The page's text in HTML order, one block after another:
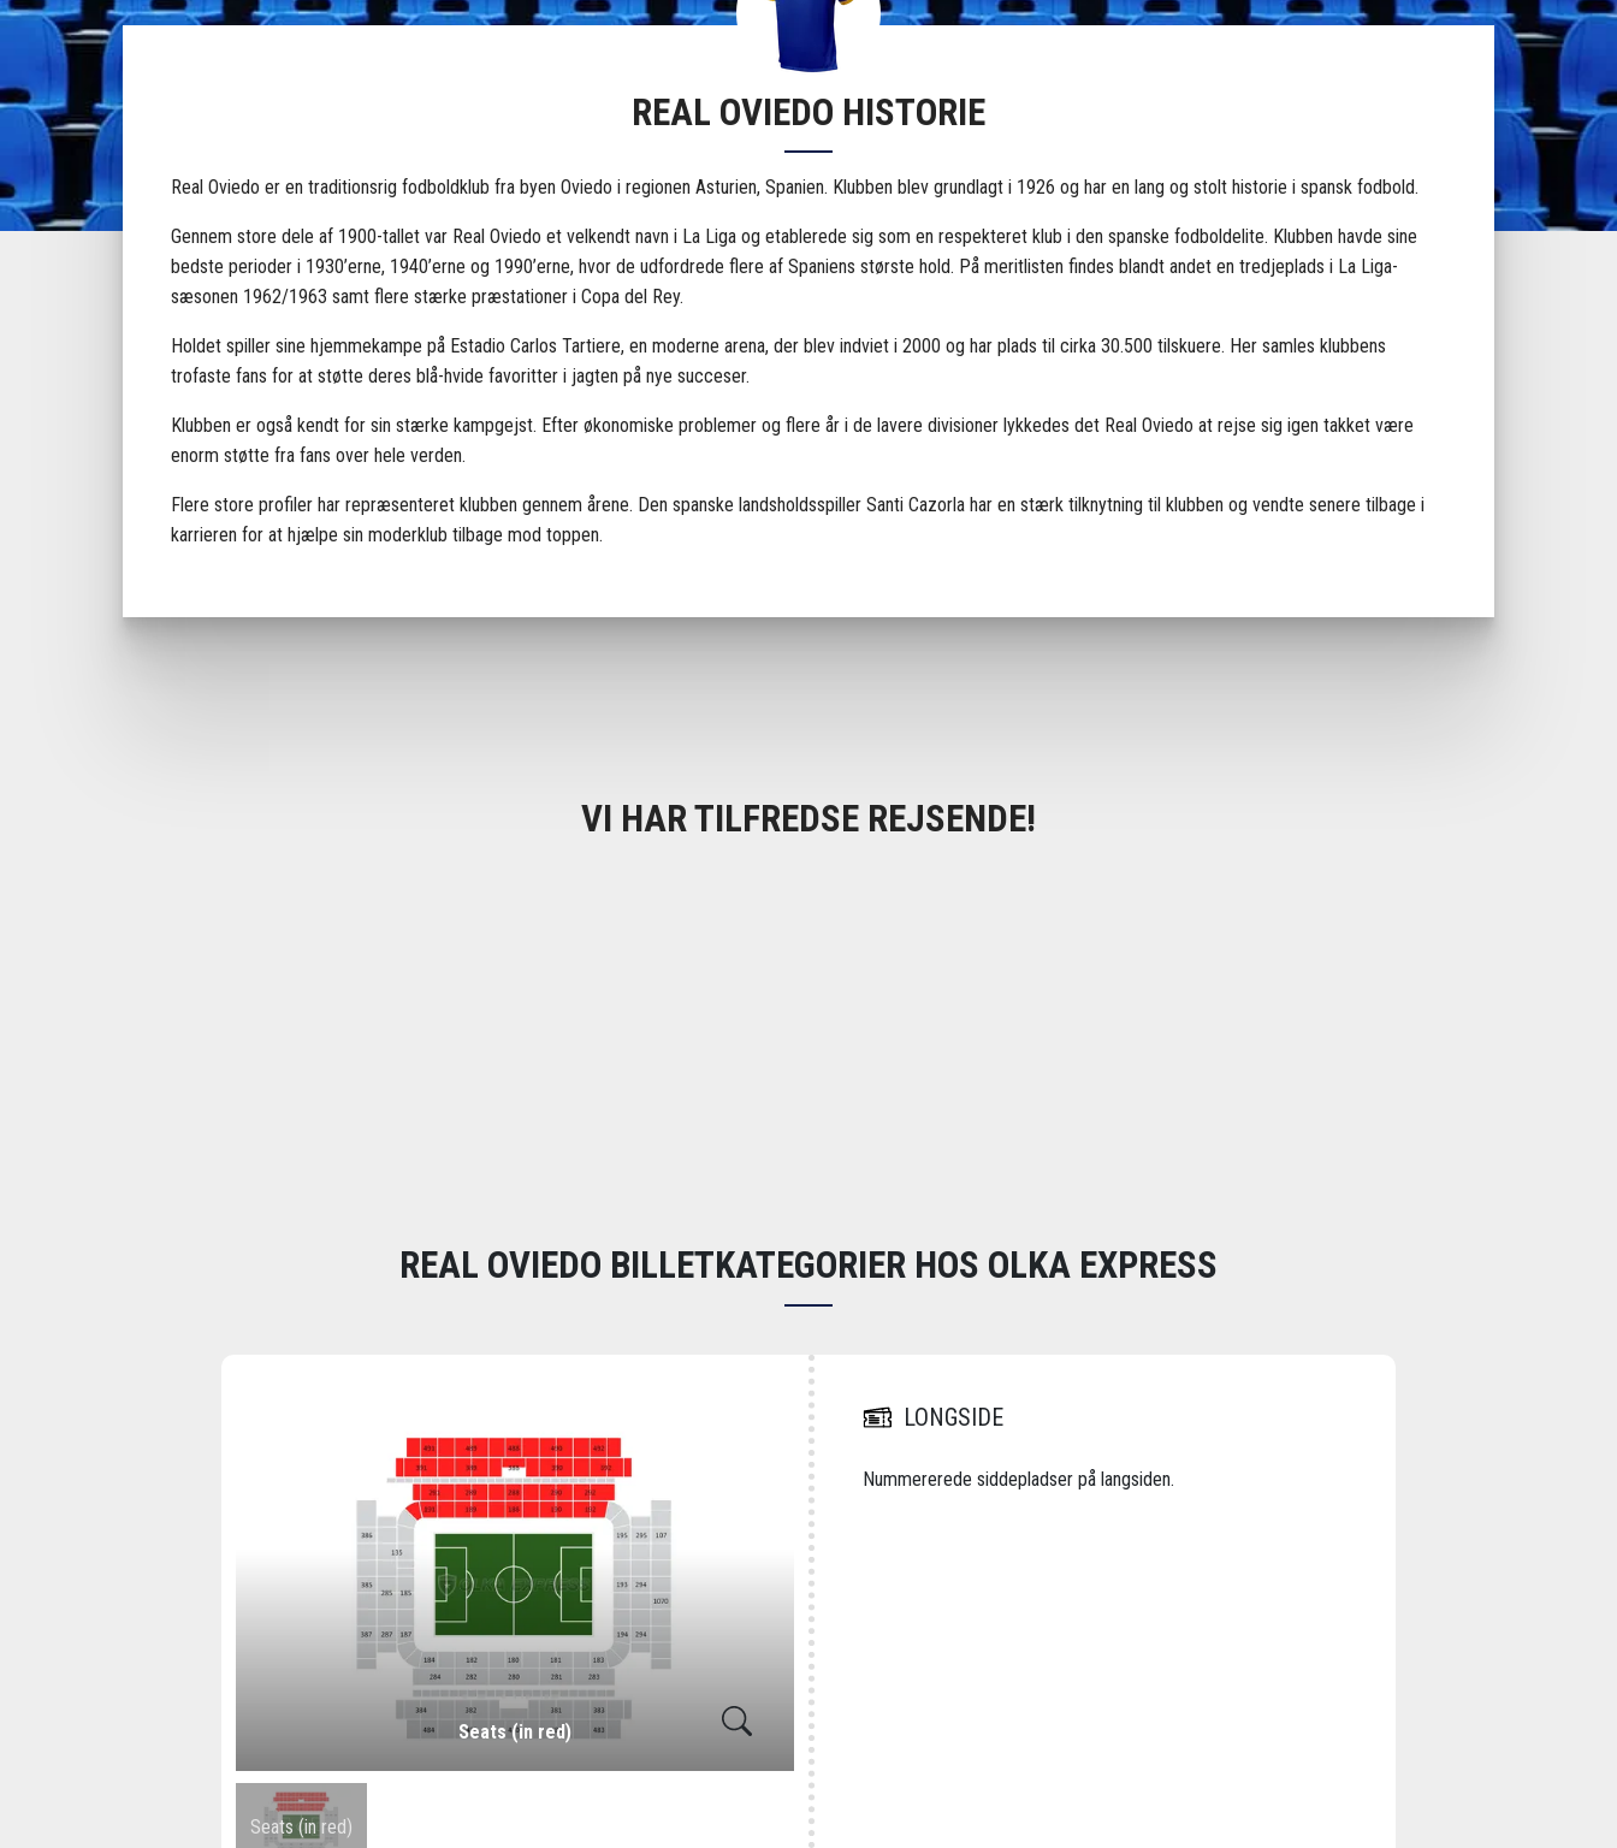
REAL OVIEDO HISTORIE
Real Oviedo er en traditionsrig fodboldklub fra byen Oviedo i regionen Asturien, Spanien. Klubben blev grundlagt i 1926 og har en lang og stolt historie i spansk fodbold.
Gennem store dele af 1900-tallet var Real Oviedo et velkendt navn i La Liga og etablerede sig som en respekteret klub i den spanske fodboldelite. Klubben havde sine
bedste perioder i 1930’erne, 1940’erne og 1990’erne, hvor de udfordrede flere af Spaniens største hold. På meritlisten findes blandt andet en tredjeplads i La Liga-
sæsonen 1962/1963 samt flere stærke præstationer i Copa del Rey.
Holdet spiller sine hjemmekampe på Estadio Carlos Tartiere, en moderne arena, der blev indviet i 2000 og har plads til cirka 30.500 tilskuere. Her samles klubbens
trofaste fans for at støtte deres blå-hvide favoritter i jagten på nye succeser.
Klubben er også kendt for sin stærke kampgejst. Efter økonomiske problemer og flere år i de lavere divisioner lykkedes det Real Oviedo at rejse sig igen takket være
enorm støtte fra fans over hele verden.
Flere store profiler har repræsenteret klubben gennem årene. Den spanske landsholdsspiller Santi Cazorla har en stærk tilknytning til klubben og vendte senere tilbage i
karrieren for at hjælpe sin moderklub tilbage mod toppen.
VI HAR TILFREDSE REJSENDE!